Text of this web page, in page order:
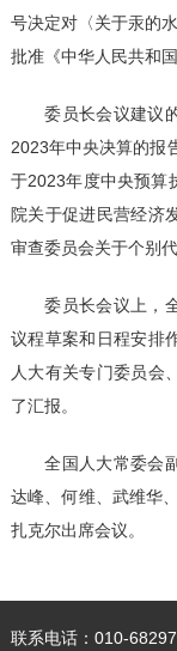
号决定对〈关于汞的
批准《中华人民共和
委员长会议建议的
2023年中央决算的报
于2023年度中央预算
院关于促进民营经济
审查委员会关于个别
委员长会议上，全
议程草案和日程安排
人大有关专门委员会
了汇报。
全国人大常委会副
达峰、何维、武维华
扎克尔出席会议。
联系电话：010-